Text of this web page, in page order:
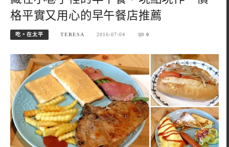
格平實又用心的早午餐店推薦
吃。在太平 TERESA 2016-07-04 0